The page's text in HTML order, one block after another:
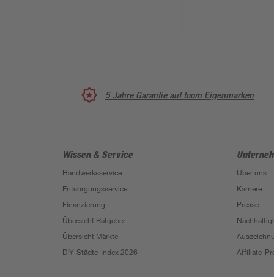
5 Jahre Garantie auf toom Eigenmarken
Wissen & Service
Handwerksservice
Entsorgungsservice
Finanzierung
Übersicht Ratgeber
Übersicht Märkte
DIY-Städte-Index 2026
Über uns
Karriere
Presse
Affiliate-